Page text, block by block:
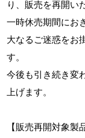
り、販売を再開い
一時休売期間にお
大なるご迷惑をお
す。
今後も引き続き変
上げます。
【販売再開対象製